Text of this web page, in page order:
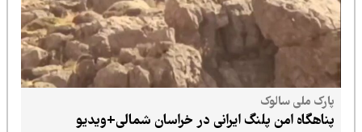
پارک ملی سالوک
پناهگاه امن پلنگ ایرانی در خراسان شمالی+ویدیو